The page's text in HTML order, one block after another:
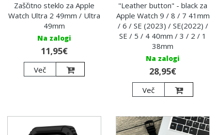
Zaščitno steklo za Apple
Watch Ultra 2 49mm / Ultra
49mm
Na zalogi
11,95€
Več
"Leather button" - black za
Apple Watch 9 / 8 / 7 41mm
/ 6 / SE (2023) / SE(2022) /
SE / 5 / 4 40mm / 3 / 2 / 1
38mm
Na zalogi
28,95€
Več